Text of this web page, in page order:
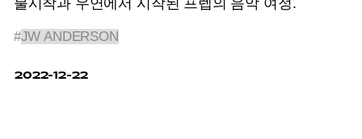
불시착과 우연에서 시작된 프렙의 음악 여정.
#JW ANDERSON
2022-12-22